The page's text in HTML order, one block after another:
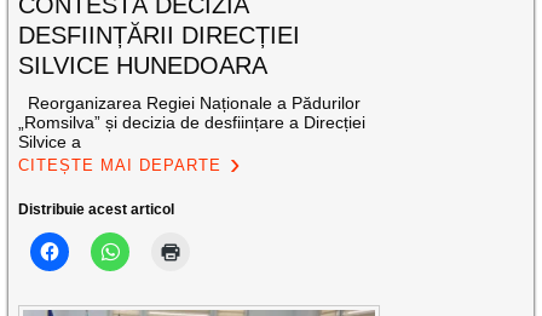
CONTESTĂ DECIZIA
DESFIINȚĂRII DIRECȚIEI
SILVICE HUNEDOARA
Reorganizarea Regiei Naționale a Pădurilor
„Romsilva” și decizia de desființare a Direcției
Silvice a
CITEȘTE MAI DEPARTE
Distribuie acest articol